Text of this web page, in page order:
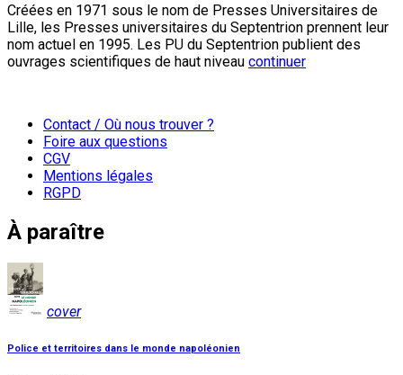
Créées en 1971 sous le nom de Presses Universitaires de
Lille, les Presses universitaires du Septentrion prennent leur
nom actuel en 1995. Les PU du Septentrion publient des
ouvrages scientifiques de haut niveau continuer
Contact / Où nous trouver ?
Foire aux questions
CGV
Mentions légales
RGPD
À paraître
cover
Police et territoires dans le monde napoléonien